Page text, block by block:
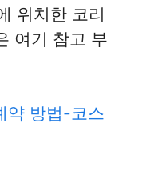
위치한 코리
여기 참고 부
약 방법-코스